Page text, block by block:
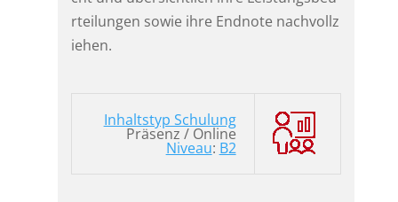
rteilungen sowie ihre Endnote nachvollz
iehen.
Inhaltstyp Schulung
Präsenz / Online
Niveau: B2